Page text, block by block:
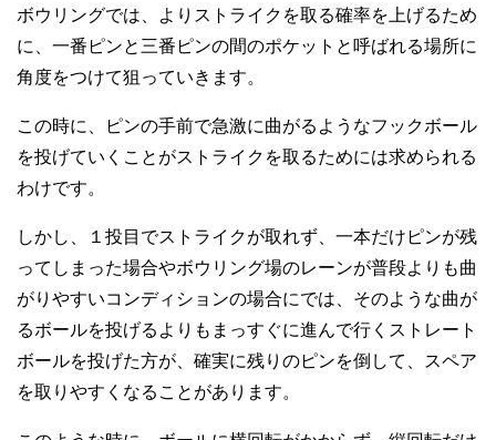
ボウリングでは、よりストライクを取る確率を上げるため
に、一番ピンと三番ピンの間のポケットと呼ばれる場所に
角度をつけて狙っていきます。
この時に、ピンの手前で急激に曲がるようなフックボール
を投げていくことがストライクを取るためには求められる
わけです。
しかし、１投目でストライクが取れず、一本だけピンが残
ってしまった場合やボウリング場のレーンが普段よりも曲
がりやすいコンディションの場合にでは、そのような曲が
るボールを投げるよりもまっすぐに進んで行くストレート
ボールを投げた方が、確実に残りのピンを倒して、スペア
を取りやすくなることがあります。